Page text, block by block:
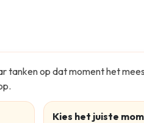
tanken op dat moment het
Kies het juiste